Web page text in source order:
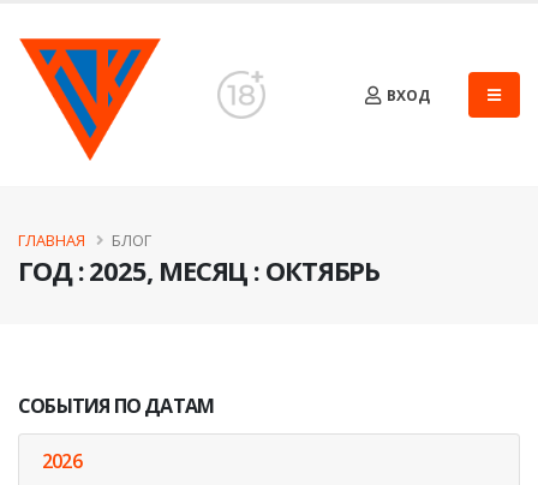
ВХОД
ГОД : 2025, МЕСЯЦ : ОКТЯБРЬ
ГЛАВНАЯ БЛОГ
СОБЫТИЯ ПО ДАТАМ
2026